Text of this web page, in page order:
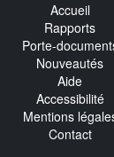
Accueil
Rapports
Porte-
Nouveautés
Aide
Accessibilité
Mentions
Contact